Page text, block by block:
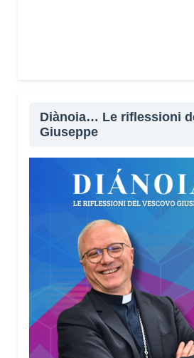
Diànoia… Le riflessioni
Giuseppe